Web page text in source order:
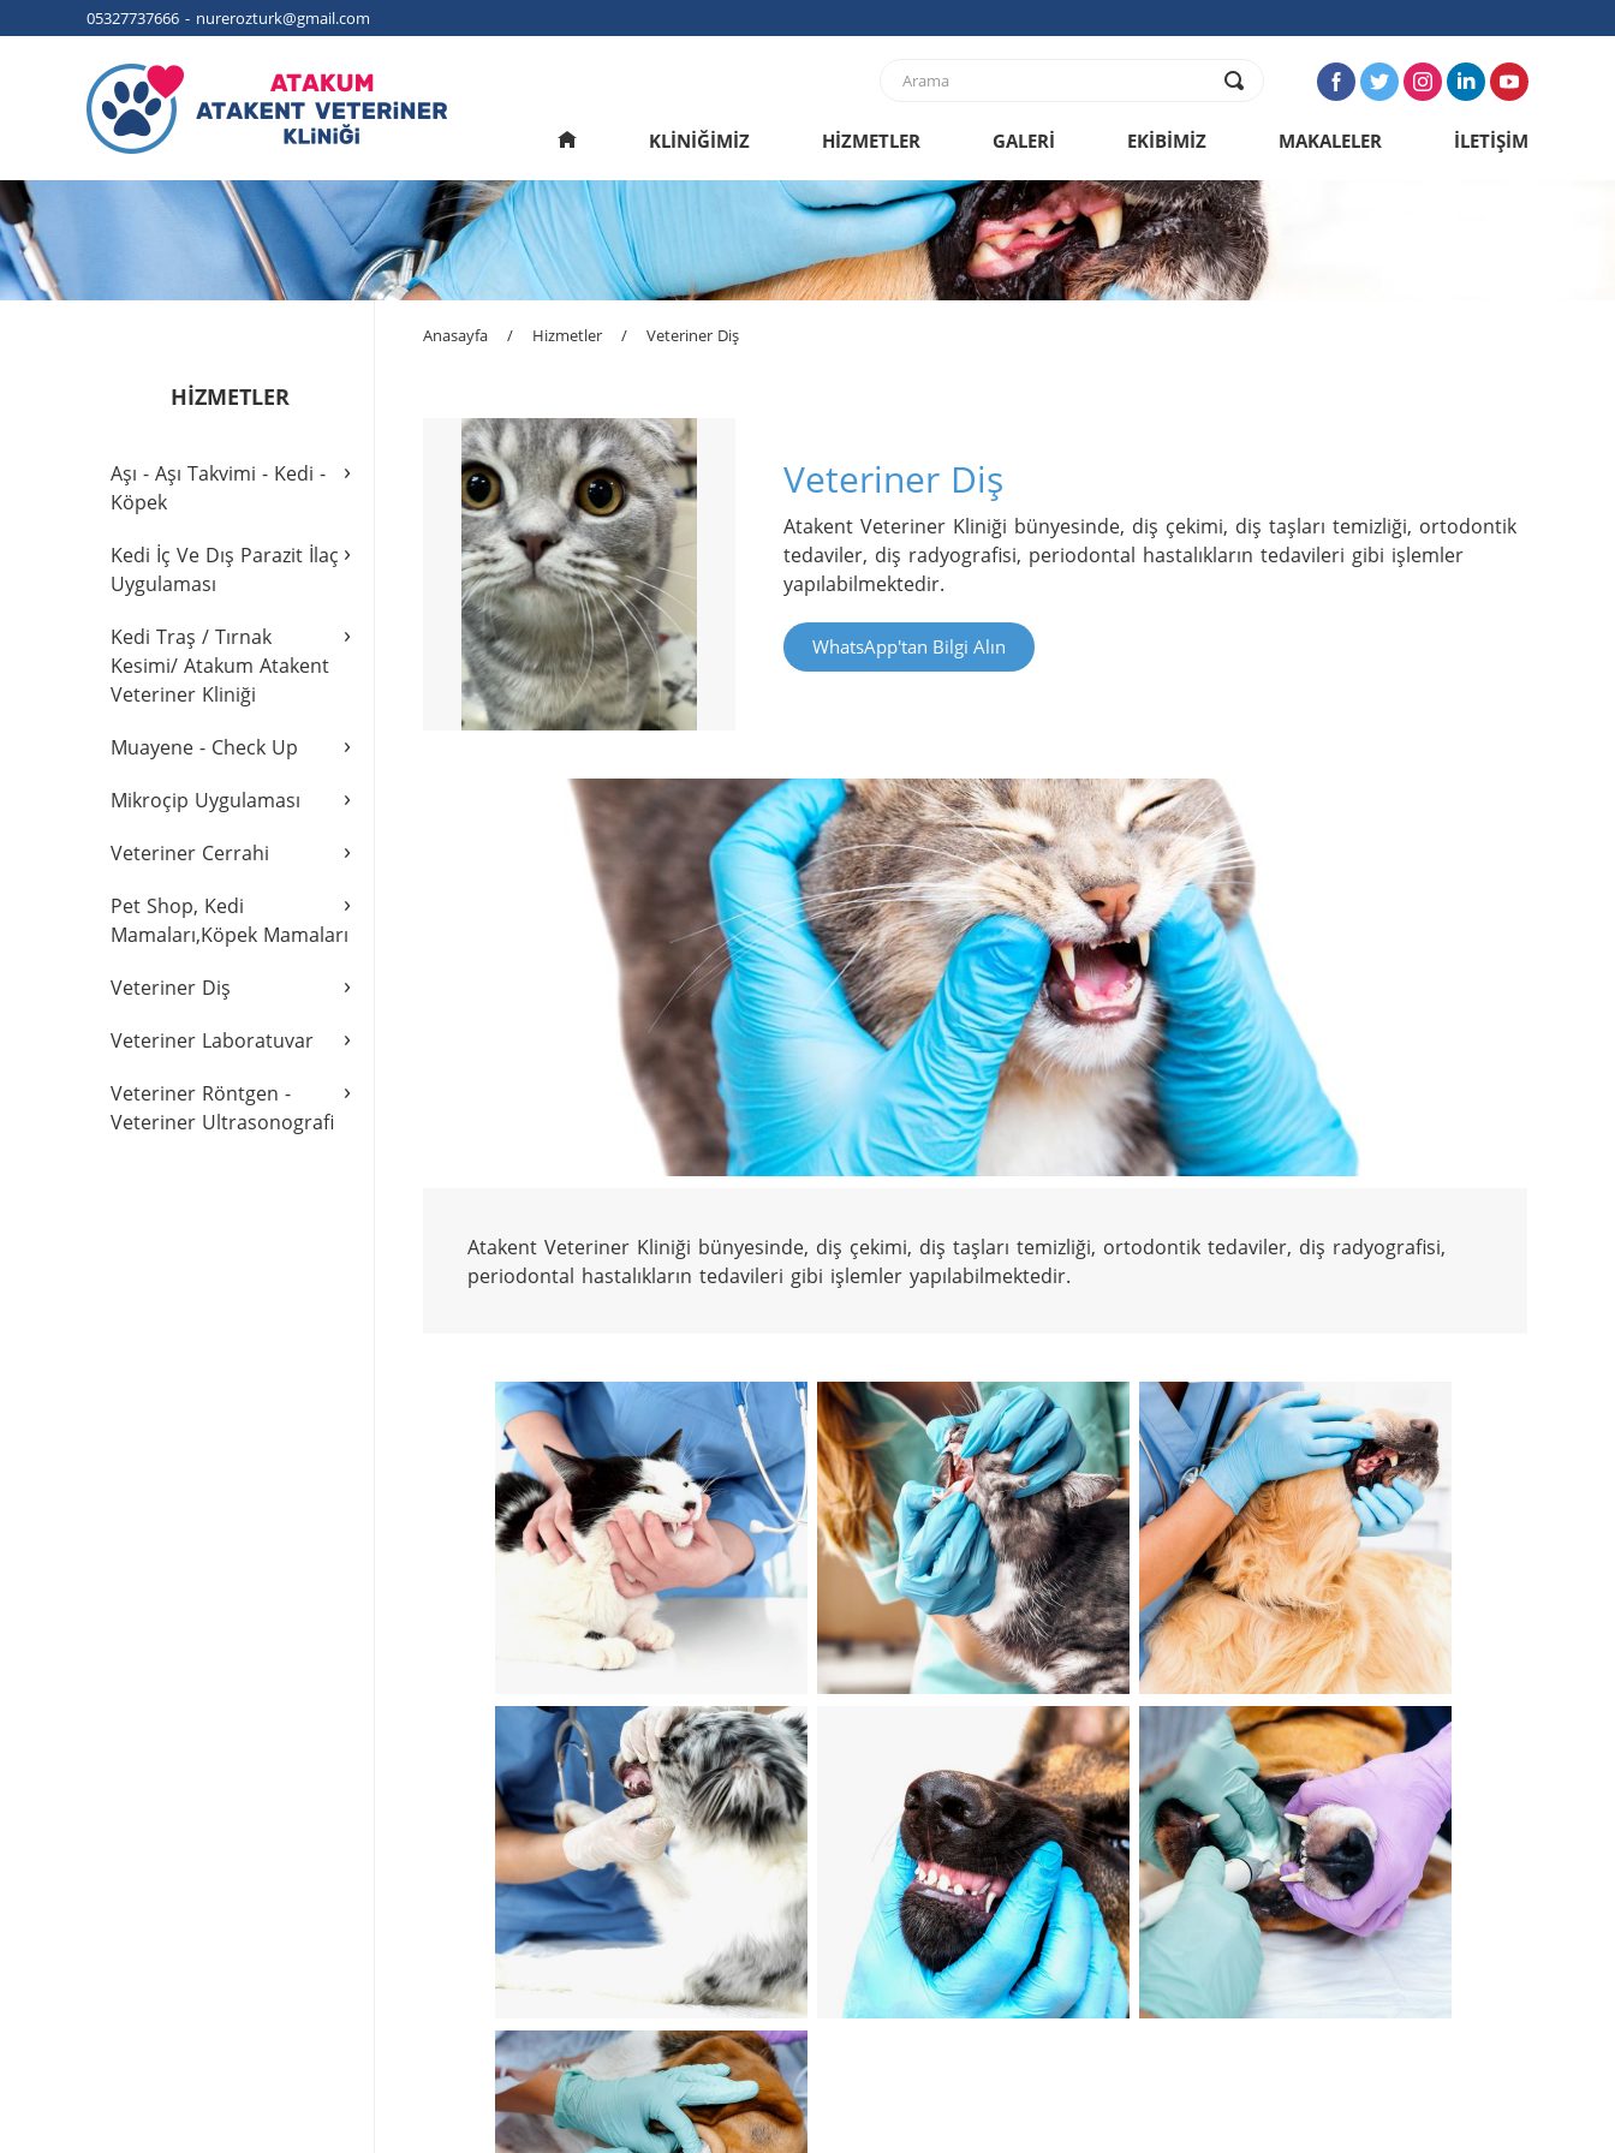
05327737666 - nurerozturk@gmail.com
KLİNİĞİMİZ HİZMETLER GALERİ EKİBİMİZ MAKALELER İLETİŞİM
HİZMETLER
›
Aşı - Aşı Takvimi - Kedi -
Köpek
›
Kedi İç Ve Dış Parazit İlaç
Uygulaması
›
Kedi Traş / Tırnak
Kesimi/ Atakum Atakent
Veteriner Kliniği
›
Muayene - Check Up
›
Mikroçip Uygulaması
›
Veteriner Cerrahi
›
Pet Shop, Kedi
Mamaları,Köpek Mamaları
›
Veteriner Diş
›
Veteriner Laboratuvar
›
Veteriner Röntgen -
Veteriner Ultrasonografi
Anasayfa / Hizmetler / Veteriner Diş
Veteriner Diş
Atakent Veteriner Kliniği bünyesinde, diş çekimi, diş taşları temizliği, ortodontik
tedaviler, diş radyografisi, periodontal hastalıkların tedavileri gibi işlemler
yapılabilmektedir.
WhatsApp'tan Bilgi Alın
Atakent Veteriner Kliniği bünyesinde, diş çekimi, diş taşları temizliği, ortodontik tedaviler, diş radyografisi,
periodontal hastalıkların tedavileri gibi işlemler yapılabilmektedir.